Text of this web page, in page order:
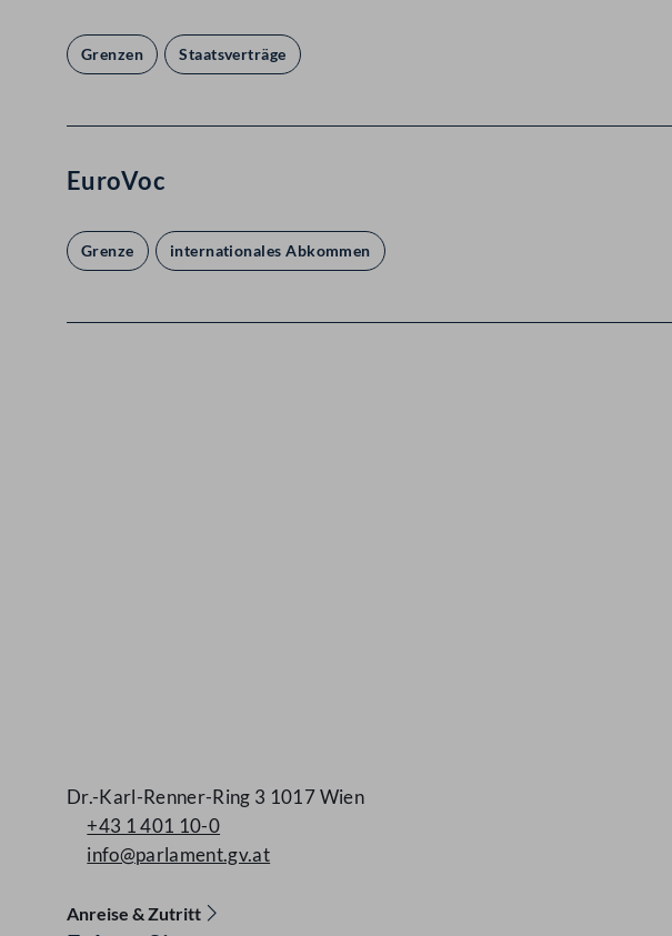
Grenzen Staatsverträge
EuroVoc
Grenze internationales Abkommen
Dr.-Karl-Renner-Ring 3 1017 Wien
+43 1 401 10-0
info@parlament.gv.at
Anreise & Zutritt